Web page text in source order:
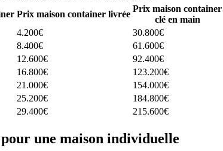
Prix maison container livrée
Prix maison container
clé en main
4.200€
30.800€
8.400€
61.600€
12.600€
92.400€
16.800€
123.200€
21.000€
154.000€
25.200€
184.800€
29.400€ 215.600€
une maison individuelle